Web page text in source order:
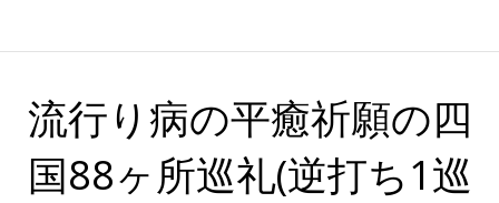
流行り病の平癒祈願の四
国88ヶ所巡礼(逆打ち1巡